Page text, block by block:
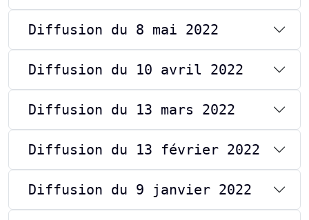
Diffusion du 8 mai 2022
Diffusion du 10 avril 2022
Diffusion du 13 mars 2022
Diffusion du 13 février 2022
Diffusion du 9 janvier 2022